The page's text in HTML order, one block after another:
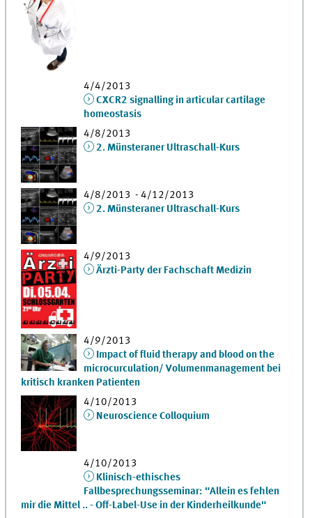
4/4/2013
CXCR2 signalling in articular cartilage
homeostasis
4/8/2013
2. Münsteraner Ultraschall-Kurs
4/8/2013 - 4/12/2013
2. Münsteraner Ultraschall-Kurs
4/9/2013
Ärzti-Party der Fachschaft Medizin
4/9/2013
Impact of fluid therapy and blood on the
microcurculation/ Volumenmanagement bei
kritisch kranken Patienten
4/10/2013
Neuroscience Colloquium
4/10/2013
Klinisch-ethisches
Fallbesprechungsseminar: "Allein es fehlen
mir die Mittel .. - Off-Label-Use in der Kinderheilkunde"